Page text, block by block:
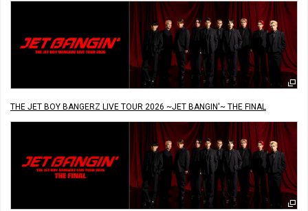
THE JET BOY BANGERZ LIVE TOUR 2026 ~JET BANGIN'~ THE FINAL